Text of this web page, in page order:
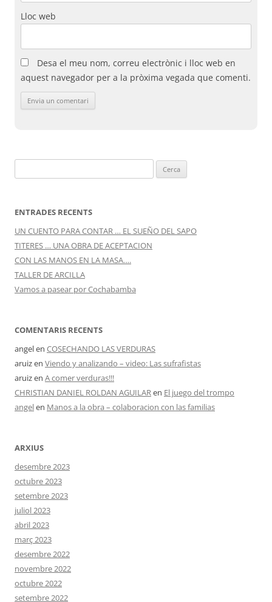
Lloc web
Desa el meu nom, correu electrònic i lloc web en
aquest navegador per a la pròxima vegada que comenti.
ENTRADES RECENTS
UN CUENTO PARA CONTAR … EL SUEÑO DEL SAPO
TITERES … UNA OBRA DE ACEPTACION
CON LAS MANOS EN LA MASA….
TALLER DE ARCILLA
Vamos a pasear por Cochabamba
COMENTARIS RECENTS
angelen COSECHANDO LAS VERDURAS
aruizen Viendo y analizando – video: Las sufrafistas
aruizen A comer verduras!!!
CHRISTIAN DANIEL ROLDAN AGUILARen El juego del trompo
angelen Manos a la obra – colaboracion con las familias
ARXIUS
desembre 2023
octubre 2023
setembre 2023
juliol 2023
abril 2023
març 2023
desembre 2022
novembre 2022
octubre 2022
setembre 2022